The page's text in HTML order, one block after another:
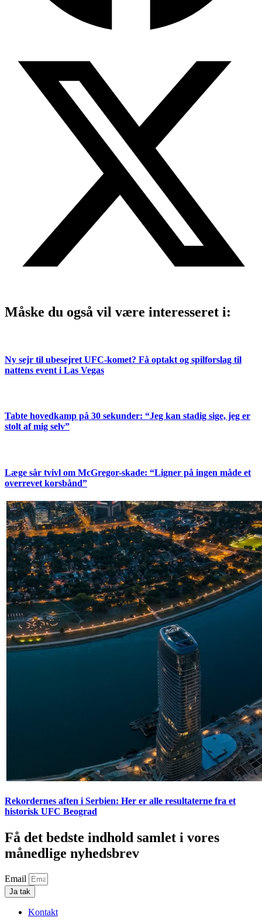
Måske du også vil være interesseret i:
Ny sejr til ubesejret UFC-komet? Få optakt og spilforslag til
nattens event i Las Vegas
Tabte hovedkamp på 30 sekunder: “Jeg kan stadig sige, jeg er
stolt af mig selv”
Læge sår tvivl om McGregor-skade: “Ligner på ingen måde et
overrevet korsbånd”
Rekordernes aften i Serbien: Her er alle resultaterne fra et
historisk UFC Beograd
Få det bedste indhold samlet i vores
månedlige nyhedsbrev
Email
Ja tak
Kontakt